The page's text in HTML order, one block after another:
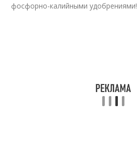
фосфорно-калийными удобрениями!